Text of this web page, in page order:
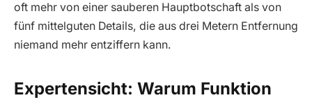
oft mehr von einer sauberen Hauptbotschaft als von
fünf mittelguten Details, die aus drei Metern Entfernung
niemand mehr entziffern kann.
Expertensicht: Warum Funktion